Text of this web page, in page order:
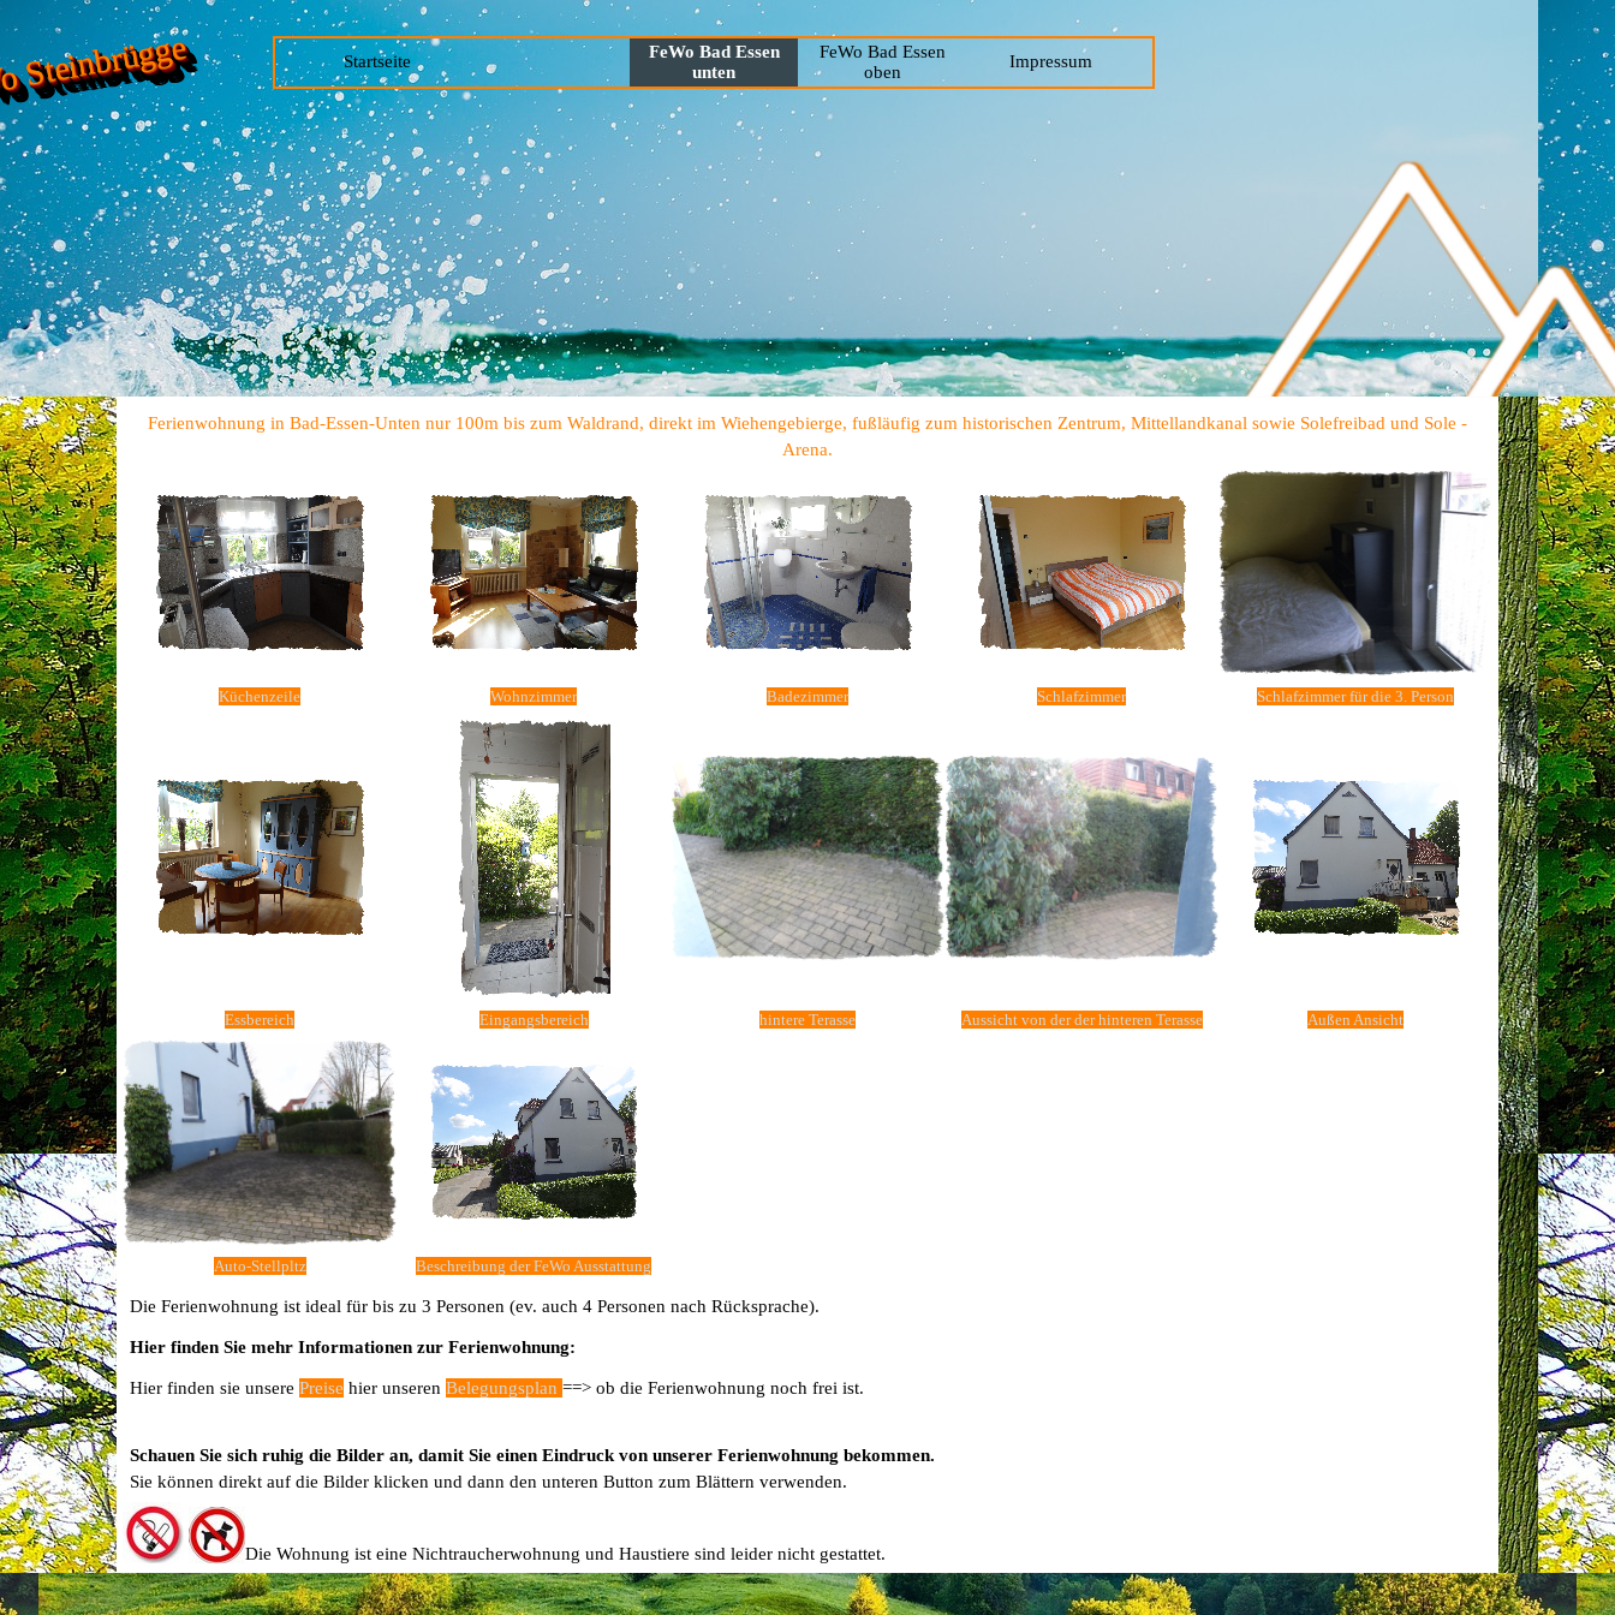
Startseite
FeWo Bad Essen
unten
FeWo Bad Essen
oben
Impressum
Steinbrügge
Ferienwohnung in Bad-Essen-Unten nur 100m bis zum Waldrand, direkt im Wiehengebierge, fußläufig zum historischen Zentrum, Mittellandkanal sowie Solefreibad und Sole -
Arena.
Küchenzeile Wohnzimmer Badezimmer Schlafzimmer Schlafzimmer für die 3. Person
Essbereich Eingangsbereich hintere Terasse Aussicht von der der hinteren Terasse Außen Ansicht
Auto-Stellpltz Beschreibung der FeWo Ausstattung
Die Ferienwohnung ist ideal für bis zu 3 Personen (ev. auch 4 Personen nach Rücksprache).
Hier finden Sie mehr Informationen zur Ferienwohnung:
Hier finden sie unsere Preise hier unseren Belegungsplan ==> ob die Ferienwohnung noch frei ist.
Schauen Sie sich ruhig die Bilder an, damit Sie einen Eindruck von unserer Ferienwohnung bekommen.
Sie können direkt auf die Bilder klicken und dann den unteren Button zum Blättern verwenden.
Die Wohnung ist eine Nichtraucherwohnung und Haustiere sind leider nicht gestattet.